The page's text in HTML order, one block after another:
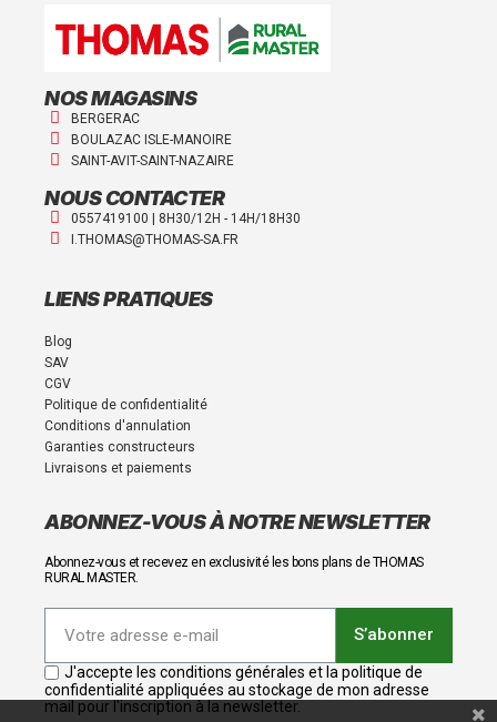
NOS MAGASINS
BERGERAC
BOULAZAC ISLE-MANOIRE
SAINT-AVIT-SAINT-NAZAIRE
NOUS CONTACTER
0557419100 | 8H30/12H - 14H/18H30
I.THOMAS@THOMAS-SA.FR
LIENS PRATIQUES
Blog
SAV
CGV
Politique de confidentialité
Conditions d'annulation
Garanties constructeurs
Livraisons et paiements
ABONNEZ-VOUS À NOTRE NEWSLETTER
Abonnez-vous et recevez en exclusivité les bons plans de THOMAS
RURAL MASTER.
S’abonner
J'accepte les conditions générales et la politique de
confidentialité appliquées au stockage de mon adresse
mail pour l'inscription à la newsletter.